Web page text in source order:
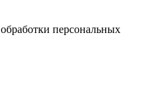
обработки персональных